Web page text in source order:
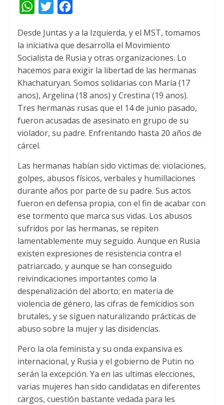
W
a
t
s
A
p
p
i
t
t
e
r
c
e
b
o
o
k
Desde Juntas y a la Izquierda, y el MST, tomamos
la iniciativa que desarrolla el Movimiento
Socialista de Rusia y otras organizaciones. Lo
hacemos para exigir la libertad de las hermanas
Khachaturyan. Somos solidarias con María (17
anos), Argelina (18 anos) y Crestina (19 anos).
Tres hermanas rusas que el 14de junio pasado,
fueron acusadas de asesinato en grupo de su
violador, su padre. Enfrentando hasta 20 años de
cárcel.
Las hermanas habían sido victimas de: violaciones,
golpes, abusos físicos, verbales y humillaciones
durante años por parte de su padre. Sus actos
fueron en defensa propia, con el fin de acabar con
ese tormento que marca sus vidas. Los abusos
sufridos por las hermanas, se repiten
lamentablemente muy seguido. Aunque en Rusia
existen expresiones de resistencia contra el
patriarcado, y aunque se han conseguido
reivindicaciones importantes como la
despenalización del aborto; en materia de
violencia de género, las cifras de femicidios son
brutales, y se siguen naturalizando prácticas de
abuso sobre la mujer y las disidencias.
Pero la ola feminista y su onda expansiva es
internacional, y Rusia y el gobierno de Putin no
serán la excepción. Ya en las ultimas elecciones,
varias mujeres han sido candidatas en diferentes
cargos, cuestión bastante vedada para les